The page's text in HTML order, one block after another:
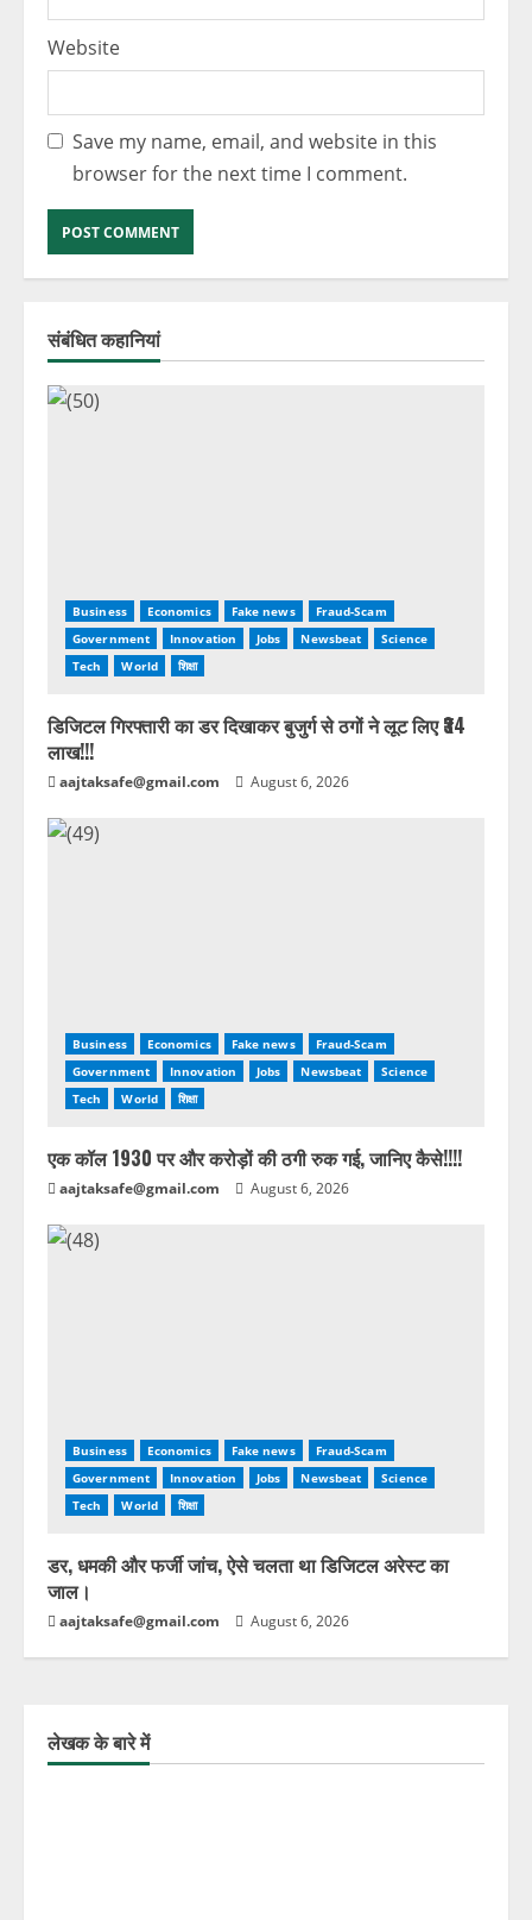
Website
Save my name, email, and website in this
browser for the next time I comment.
संबंधित कहानियां
Business Economics Fake news
Fraud-Scam
Government
Innovation Jobs Newsbeat
Science
Tech
World शिक्षा
डिजिटल गिरफ्तारी का डर दिखाकर बुजुर्ग से ठगों ने लूट लिए ₹34
लाख!!!
aajtaksafe@gmail.com August 6, 2026
Business Economics Fake news
Fraud-Scam
Government
Innovation Jobs Newsbeat
Science
Tech
World शिक्षा
एक कॉल 1930 पर और करोड़ों की ठगी रुक गई, जानिए कैसे!!!!
aajtaksafe@gmail.com August 6, 2026
Business Economics Fake news
Fraud-Scam
Government
Innovation Jobs Newsbeat
Science
Tech
World शिक्षा
डर, धमकी और फर्जी जांच, ऐसे चलता था डिजिटल अरेस्ट का
जाल।
aajtaksafe@gmail.com August 6, 2026
लेखक के बारे में